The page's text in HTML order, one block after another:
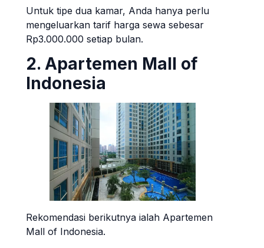
Untuk tipe dua kamar, Anda hanya perlu
mengeluarkan tarif harga sewa sebesar
Rp3.000.000 setiap bulan.
2. Apartemen Mall of
Indonesia
Rekomendasi berikutnya ialah Apartemen
Mall of Indonesia.